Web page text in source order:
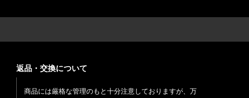
返品・交換について
商品には厳格な管理のもと十分注意しておりますが、万